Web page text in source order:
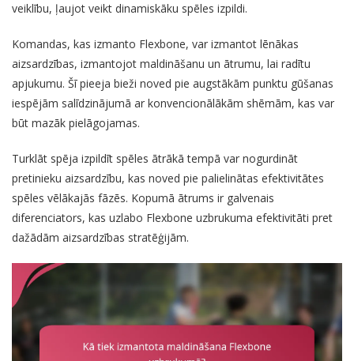
veiklību, ļaujot veikt dinamiskāku spēles izpildi.
Komandas, kas izmanto Flexbone, var izmantot lēnākas
aizsardzības, izmantojot maldināšanu un ātrumu, lai radītu
apjukumu. Šī pieeja bieži noved pie augstākām punktu gūšanas
iespējām salīdzinājumā ar konvencionālākām shēmām, kas var
būt mazāk pielāgojamas.
Turklāt spēja izpildīt spēles ātrākā tempā var nogurdināt
pretinieku aizsardzību, kas noved pie palielinātas efektivitātes
spēles vēlākajās fāzēs. Kopumā ātrums ir galvenais
diferenciators, kas uzlabo Flexbone uzbrukuma efektivitāti pret
dažādām aizsardzības stratēģijām.